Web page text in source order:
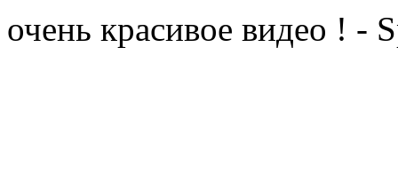
очень красивое видео ! -